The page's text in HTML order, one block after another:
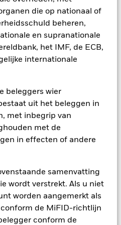
die op nationaal of
beheren,
en supranationale
het IMF, de ECB,
internationale
beleggers wier
uit het beleggen in
met inbegrip van
met de
in effecten of andere
samenvatting
wordt verstrekt. Als u niet
worden aangemerkt als
de MiFID-richtlijn
conform de
fonds waarborgt dat er
gebruikt om het
direct onder de naam van
alle aandelenklassen in het
met valutahedging worden
in de naam van de
op aanvraag
van het fonds.
uitleent om zijn kosten
62,5% van de hiermee
de resterende 37,5% ten
Aangezien de
niet verhoogt, is deze niet in